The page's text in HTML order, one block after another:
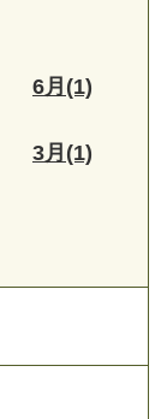
6月(1)
3月(1)